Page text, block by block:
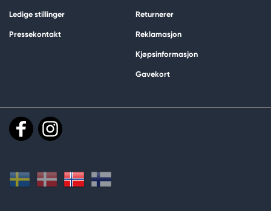
Ledige stillinger
Pressekontakt
Returnerer
Reklamasjon
Kjøpsinformasjon
Gavekort